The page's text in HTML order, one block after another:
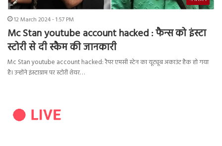
12 March 2024 - 1:57 PM
Mc Stan youtube account hacked : फैन्स को इंस्टा
स्टोरी से दी स्कैम की जानकारी
Mc Stan youtube account hacked: रैपर एमसी स्टेन का यूट्यूब अकाउंट हैक हो गया
है। उन्होंने इंस्टाग्राम पर स्टोरी शेयर…